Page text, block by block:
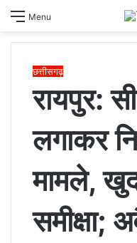
Menu
छत्तीसगढ़
रायपुर:
लगाकर
मामले,
समीक्षा;